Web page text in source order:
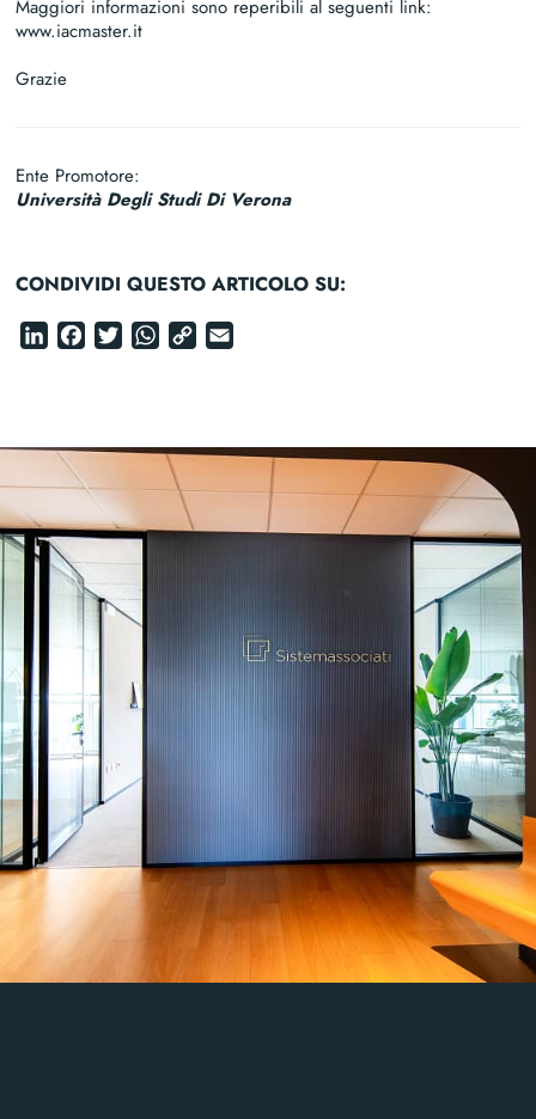
Maggiori informazioni sono reperibili al seguenti link:
www.iacmaster.it
Grazie
Ente Promotore:
Università Degli Studi Di Verona
CONDIVIDI QUESTO ARTICOLO SU:
LinkedIn
Facebook
Twitter
WhatsApp
Copy